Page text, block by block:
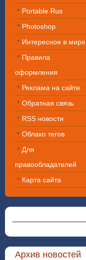
Portable Rus
Photoshop
Интересное в мире
Правила
оформления
Реклама на сайте
Обратная связь
RSS новости
Облако тегов
Для
правообладателей
Карта сайта
Архив новостей